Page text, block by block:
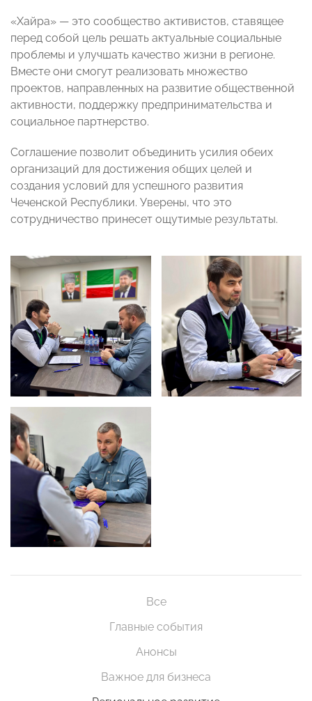
«Хайра» — это сообщество активистов, ставящее
перед собой цель решать актуальные социальные
проблемы и улучшать качество жизни в регионе.
Вместе они смогут реализовать множество
проектов, направленных на развитие общественной
активности, поддержку предпринимательства и
социальное партнерство.
Соглашение позволит объединить усилия обеих
организаций для достижения общих целей и
создания условий для успешного развития
Чеченской Республики. Уверены, что это
сотрудничество принесет ощутимые результаты.
Все
Главные события
Анонсы
Важное для бизнеса